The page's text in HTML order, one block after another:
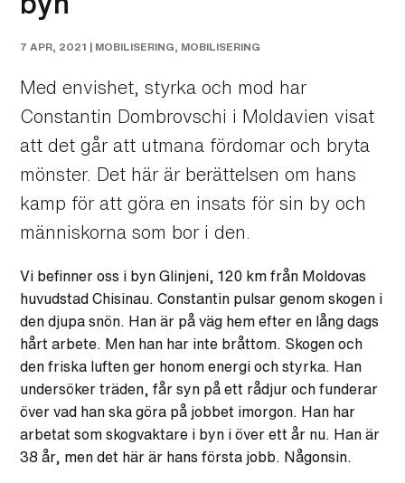
7 APR, 2021 | MOBILISERING, MOBILISERING
Med envishet, styrka och mod har
Constantin Dombrovschi i Moldavien visat
att det går att utmana fördomar och bryta
mönster. Det här är berättelsen om hans
kamp för att göra en insats för sin by och
människorna som bor i den.
Vi befinner oss i byn Glinjeni, 120 km från Moldovas
huvudstad Chisinau. Constantin pulsar genom skogen i
den djupa snön. Han är på väg hem efter en lång dags
hårt arbete. Men han har inte bråttom. Skogen och
den friska luften ger honom energi och styrka. Han
undersöker träden, får syn på ett rådjur och funderar
över vad han ska göra på jobbet imorgon. Han har
arbetat som skogvaktare i byn i över ett år nu. Han är
38 år, men det här är hans första jobb. Någonsin.